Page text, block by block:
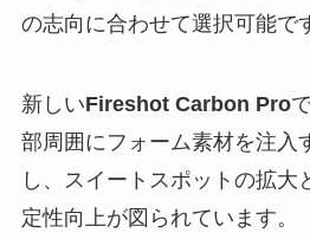
の志向に合わせて選択可能で
新しいFireshot Carbon Pro
部周囲にフォーム素材を注入
し、スイートスポットの拡大
定性向上が図られています。